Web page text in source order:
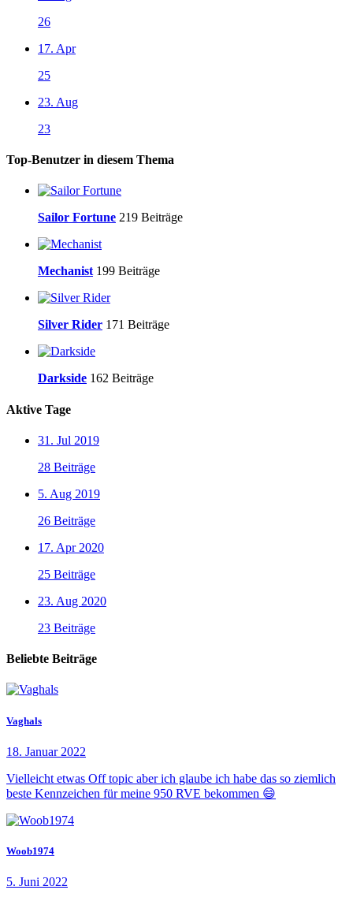
26
17. Apr
25
23. Aug
23
Top-Benutzer in diesem Thema
Sailor Fortune 219 Beiträge
Mechanist 199 Beiträge
Silver Rider 171 Beiträge
Darkside 162 Beiträge
Aktive Tage
31. Jul 2019
28 Beiträge
5. Aug 2019
26 Beiträge
17. Apr 2020
25 Beiträge
23. Aug 2020
23 Beiträge
Beliebte Beiträge
Vaghals
18. Januar 2022
Vielleicht etwas Off topic aber ich glaube ich habe das so ziemlich
beste Kennzeichen für meine 950 RVE bekommen 😄
Woob1974
5. Juni 2022